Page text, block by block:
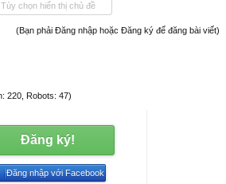
Tùy chọn hiển thị chủ đề
(Bạn phải Đăng nhập hoặc Đăng ký để đăng bài viết)
220, Robots: 47)
Đăng ký!
Đăng nhập với Facebook